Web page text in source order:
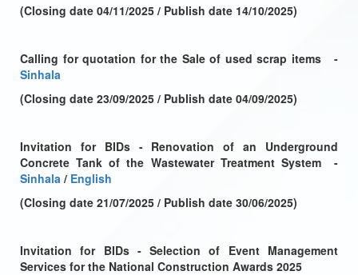
(Closing date 04/11/2025 / Publish date 14/10/2025)
Calling for quotation for the Sale of used scrap items -
Sinhala
(Closing date 23/09/2025 / Publish date 04/09/2025)
Invitation for BIDs - Renovation of an Underground
Concrete Tank of the Wastewater Treatment System -
Sinhala / English
(Closing date 21/07/2025 / Publish date 30/06/2025)
Invitation for BIDs - Selection of Event Management
Services for the National Construction Awards 2025